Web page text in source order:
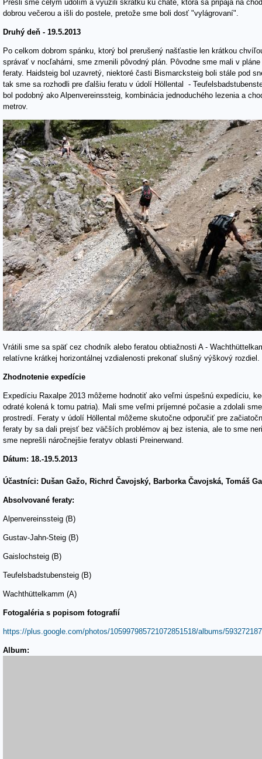
Prešli sme celým údolím a využili skratku ku chate, ktorá sa pripája na
dobrou večerou a išli do postele, pretože sme boli dosť "vylágrovaní".
Druhý deň - 19.5.2013
Po celkom dobrom spánku, ktorý bol prerušený našťastie len krátkou
správať v nocľahárni, sme zmenili pôvodný plán. Pôvodne sme mali v
feraty. Haidsteig bol uzavretý, niektoré časti Bismarcksteig boli stále pod
tak sme sa rozhodli pre ďalšiu feratu v údolí Höllental -
bol podobný ako Alpenvereinssteig, kombinácia jednoduchého lezenia a
metrov.
Vrátili sme sa späť cez chodník alebo feratou obtiažnosti A -
relatívne krátkej horizontálnej vzdialenosti prekonať slušný výškový rozdiel.
Zhodnotenie expedície
Expedíciu Raxalpe 2013 môžeme hodnotiť ako veľmi úspešnú expedíciu,
odraté kolená k tomu patria). Mali sme veľmi príjemné počasie a zdolali
prostredí. Feraty v údolí Höllental môžeme skutočne odporučiť pre
feraty by sa dali prejsť bez väčších problémov aj bez istenia, ale to sme
sme neprešli náročnejšie feratyv oblasti Preinerwand.
Dátum: 18.-19.5.2013
Účastníci: Dušan Gažo, Richrd Čavojský, Barborka Čavojská, Tomáš
Absolvované feraty:
Alpenvereinssteig (B)
Gustav-Jahn-Steig (B)
Gaislochsteig (B)
Teufelsbadstubensteig (B)
Wachthüttelkamm (A)
Fotogaléria s popisom fotografií
https://plus.google.com/photos/105997985721072851518/albums/
Album: